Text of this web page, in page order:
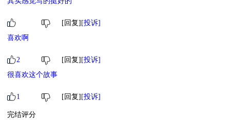
[回复] [投诉]
喜欢啊
2 [回复] [投诉]
很喜欢这个故事
1 [回复] [投诉]
完结评分